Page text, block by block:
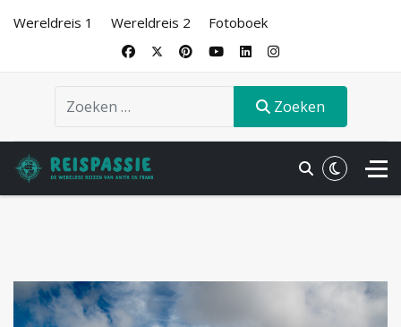
Wereldreis 1 Wereldreis 2 Fotoboek
Zoeken Zoeken